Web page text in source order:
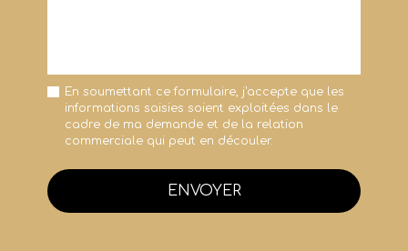
En soumettant ce formulaire, j'accepte que les
informations saisies soient exploitées dans le
cadre de ma demande et de la relation
commerciale qui peut en découler.
ENVOYER